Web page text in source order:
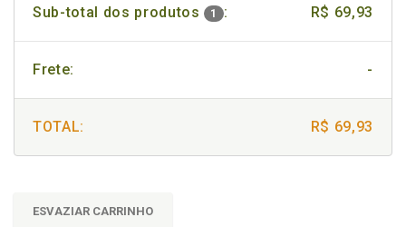
Sub-total dos produtos 1 : R$ 69,93
Frete: -
TOTAL: R$ 69,93
ESVAZIAR CARRINHO